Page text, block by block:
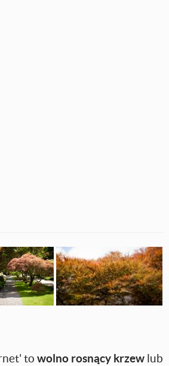
to wolno rosnący krzew lub